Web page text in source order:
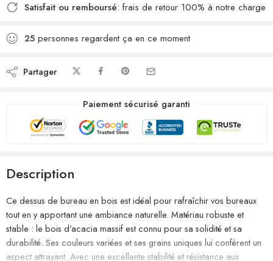
Satisfait ou remboursé: frais de retour 100% à notre charge
25 personnes regardent ça en ce moment
Partager
Paiement sécurisé garanti
Description
Ce dessus de bureau en bois est idéal pour rafraîchir vos bureaux
tout en y apportant une ambiance naturelle. Matériau robuste et
stable : le bois d’acacia massif est connu pour sa solidité et sa
durabilité. Ses couleurs variées et ses grains uniques lui confèrent un
aspect attrayant. Avec une excellente stabilité et résistance aux